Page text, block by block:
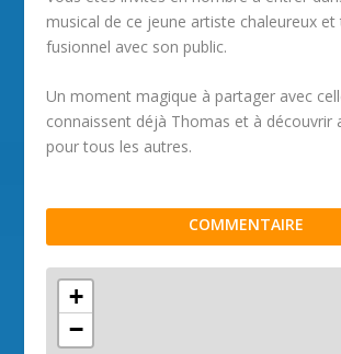
musical de ce jeune artiste chaleureux
fusionnel avec son public.
Un moment magique à partager avec
connaissent déjà Thomas et à découvrir
pour tous les autres.
COMMENTAIRE
+
−